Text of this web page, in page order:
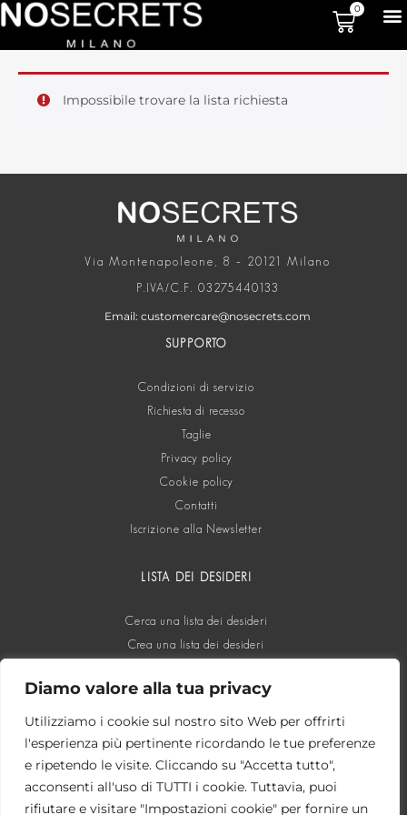
Diamo valore alla tua privacy
Utilizziamo i cookie sul nostro sito Web per offrirti
l'esperienza più pertinente ricordando le tue preferenze
e ripetendo le visite. Cliccando su "Accetta tutto",
acconsenti all'uso di TUTTI i cookie. Tuttavia, puoi
rifiutare e visitare "Impostazioni cookie" per fornire un
0
Impossibile trovare la lista richiesta
Via Montenapoleone, 8 – 20121 Milano
P.IVA/C.F. 03275440133
Email: customercare@nosecrets.com
SUPPORTO
Condizioni di servizio
Richiesta di recesso
Taglie
Privacy policy
Cookie policy
Contatti
Iscrizione alla Newsletter
LISTA DEI DESIDERI
Cerca una lista dei desideri
Crea una lista dei desideri
SOCIAL